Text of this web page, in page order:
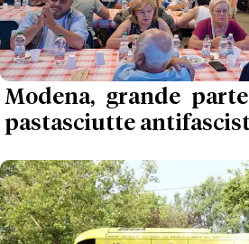
Modena, grande
pastasciutte